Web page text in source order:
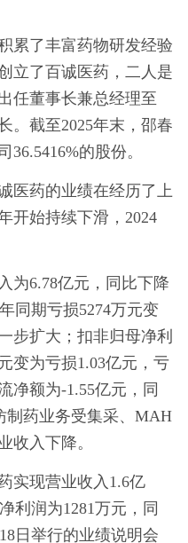
累了丰富药物研发经验
立了百诚医药，二人是
任董事长兼总经理至
。截至2025年末，邵春
的股份。
医药的业绩在经历了上
开始持续下滑，2024
为6.78亿元，同比下降
同期亏损5274万元变
步扩大；扣非归母净利
变为亏损1.03亿元，亏
净额为-1.55亿元，同
制药业务受集采、MAH
收入下降。
实现营业收入1.6亿
利润为1281万元，同
日举行的业绩说明会